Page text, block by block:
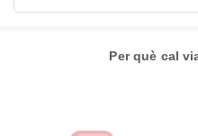
Per què cal